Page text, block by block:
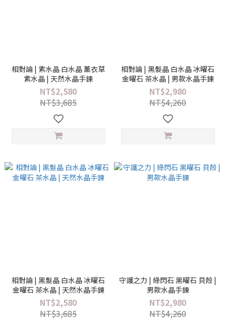
相對論 | 紫水晶 白水晶 薰衣草
紫水晶 | 天然水晶手鍊
NT$2,580
NT$3,685
相對論 | 黑髮晶 白水晶 冰曜石
金曜石 茶水晶 | 男款水晶手鍊
NT$2,980
NT$4,260
相對論 | 黑髮晶 白水晶 冰曜石
金曜石 茶水晶 | 天然水晶手鍊
NT$2,580
NT$3,685
守護之力 | 綠閃石 黑曜石 貝殼 |
男款水晶手鍊
NT$2,980
NT$4,260